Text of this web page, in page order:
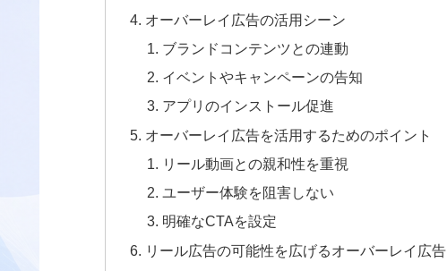
オーバーレイ広告の活用シーン
ブランドコンテンツとの連動
イベントやキャンペーンの告知
アプリのインストール促進
オーバーレイ広告を活用するためのポイント
リール動画との親和性を重視
ユーザー体験を阻害しない
明確なCTAを設定
リール広告の可能性を広げるオーバーレイ広告